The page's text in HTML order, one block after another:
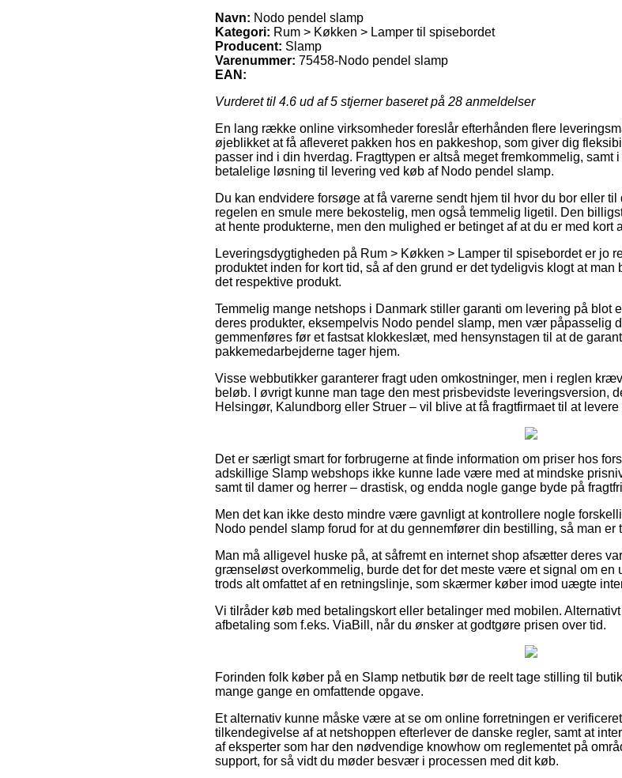
Navn: Nodo pendel slamp
Kategori: Rum > Køkken > Lamper til spisebordet
Producent: Slamp
Varenummer: 75458-Nodo pendel slamp
EAN:
Vurderet til 4.6 ud af 5 stjerner baseret på 28 anmeldelser
En lang række online virksomheder foreslår efterhånden flere
øjeblikket at få afleveret pakken hos en pakkeshop, som giver dig
passer ind i din hverdag. Fragttypen er altså meget fremkommelig,
betalelige løsning til levering ved køb af Nodo pendel slamp.
Du kan endvidere forsøge at få varerne sendt hjem til hvor du bor eller
regelen en smule mere bekostelig, men også temmelig ligetil. Den
at hente produkterne, men den mulighed er betinget af at du er med kort
Leveringsdygtigheden på Rum > Køkken > Lamper til spisebordet er jo
produktet inden for kort tid, så af den grund er det tydeligvis klogt at
det respektive produkt.
Temmelig mange netshops i Danmark stiller garanti om levering på blot
deres produkter, eksempelvis Nodo pendel slamp, men vær påpasselig
gemmenføres før et fastsat klokkeslæt, med hensynstagen til at de
pakkemedarbejderne tager hjem.
Visse webbutikker garanterer fragt uden omkostninger, men i reglen
beløb. I øvrigt kunne man tage den mest prisbevidste leveringsversion,
Helsingør, Kalundborg eller Struer – vil blive at få fragtfirmaet til at
Det er særligt smart for forbrugerne at finde information om priser hos
adskillige Slamp webshops ikke kunne lade være med at mindske
samt til damer og herrer – drastisk, og endda nogle gange byde på
Men det kan ikke desto mindre være gavnligt at kontrollere nogle
Nodo pendel slamp forud for at du gennemfører din bestilling, så man er
Man må alligevel huske på, at såfremt en internet shop afsætter deres
grænseløst overkommelig, burde det for det meste være et signal om en
trods alt omfattet af en retningslinje, som skærmer køber imod uægte
Vi tilråder køb med betalingskort eller betalinger med mobilen.
afbetaling som f.eks. ViaBill, når du ønsker at godtgøre prisen over tid.
Forinden folk køber på en Slamp netbutik bør de reelt tage stilling til
mange gange en omfattende opgave.
Et alternativ kunne måske være at se om online forretningen er
tilkendegivelse af at netshoppen efterlever de danske regler, samt at
af eksperter som har den nødvendige knowhow om reglementet på
support, for så vidt du møder besvær i processen med dit køb.